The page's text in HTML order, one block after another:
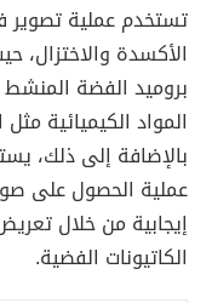
تستخدم عملية تصوير
الأكسدة والاختزال،
بروميد الفضة
المواد الكيميائية
بالإضافة إلى ذلك،
عملية الحصول على
إيجابية من خلال
الكاتيونات الفضية.